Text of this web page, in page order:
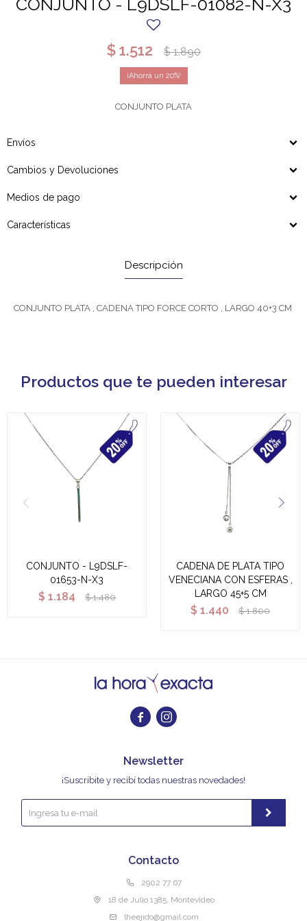
CONJUNTO - L9DSLF-01082-N-X3
$ 1.512 $ 1.890
20
CONJUNTO PLATA
Envíos
Cambios y Devoluciones
Medios de pago
Características
Descripción
CONJUNTO PLATA , CADENA TIPO FORCE CORTO , LARGO 40+3 CM
Productos que te pueden interesar
CONJUNTO - L9DSLF-
01653-N-X3
$ 1.184 $ 1.480
CADENA DE PLATA TIPO
VENECIANA CON ESFERAS ,
LARGO 45+5 CM
$ 1.440 $ 1.800
 
Contacto
2902 77 67
18 de Julio 1385, Montevideo
lheejido@gmail.com
Newsletter
¡Suscribite y recibí todas nuestras novedades!